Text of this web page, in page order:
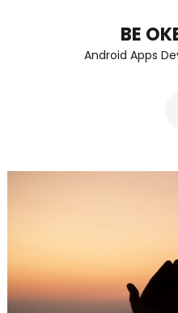
BE
Android Apps